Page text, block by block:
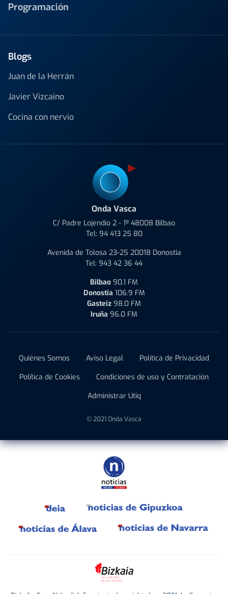
Programación
Blogs
Juan de la Herrán
Javier Vizcaino
Cocina con nervio
Onda Vasca
C/ Padre Lojendio 2 - 1º 48008 Bilbao
Tel: 94 413 25 80
Avenida de Tolosa 23-25 20018 Donostia
Tel: 943 42 36 44
Bilbao 90.1 FM
Donostia 106.9 FM
Gasteiz 98.0 FM
Iruña 96.0 FM
Quiénes Somos Aviso Legal
Política de Privacidad
Política de Cookies
Condiciones de uso y Contratación
Administrar Utiq
© 2021 Onda Vasca